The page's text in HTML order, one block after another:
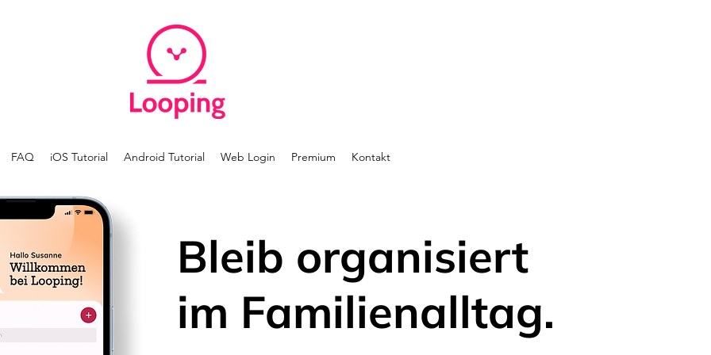
FAQ iOS Tutorial Android Tutorial Web Login Premium Kontakt
Bleib organisiert
im Familienalltag.